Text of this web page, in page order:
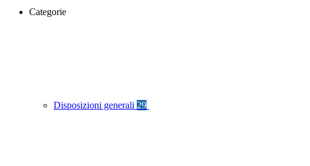
Categorie
Disposizioni generali 29